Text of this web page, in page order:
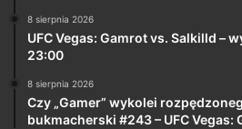
8 sierpnia 2026
UFC Vegas: Gamrot vs. Salkilld –
23:00
8 sierpnia 2026
Czy „Gamer” wykolei
bukmacherski #243 – UFC Vegas: